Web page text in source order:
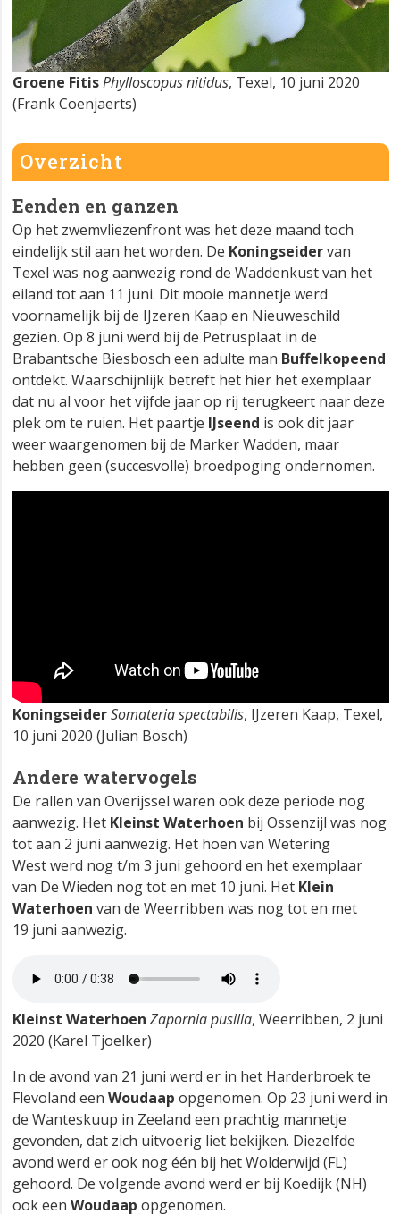
Groene FitisPhylloscopus nitidus, Texel, 10 juni 2020
(Frank Coenjaerts)
Overzicht
Eenden en ganzen
Op het zwemvliezenfront was het deze maand toch
eindelijk stil aan het worden. De Koningseidervan
Texel was nog aanwezig rond de Waddenkust van het
eiland tot aan 11 juni. Dit mooie mannetje werd
voornamelijk bij de IJzeren Kaap en Nieuweschild
gezien. Op 8 juni werd bij de Petrusplaat in de
Brabantsche Biesbosch een adulte man Buffelkopeend
ontdekt. Waarschijnlijk betreft het hier het exemplaar
dat nu al voor het vijfde jaar op rij terugkeert naar deze
plek om te ruien. Het paartje IJseend is ook dit jaar
weer waargenomen bij de Marker Wadden, maar
hebben geen (succesvolle) broedpoging ondernomen.
KoningseiderSomateria spectabilis, IJzeren Kaap, Texel,
10 juni 2020 (Julian Bosch)
Andere watervogels
De rallen van Overijssel waren ook deze periode nog
aanwezig. Het Kleinst Waterhoen bij Ossenzijl was nog
tot aan 2 juni aanwezig. Het hoen van Wetering
West werd nog t/m 3 juni gehoord en het exemplaar
van De Wieden nog tot en met 10 juni. Het Klein
Waterhoen van de Weerribben was nog tot en met
19 juni aanwezig.
Kleinst Waterhoen Zapornia pusilla, Weerribben, 2 juni
2020 (Karel Tjoelker)
In de avond van 21 juni werd er in het Harderbroek te
Flevoland een Woudaap opgenomen. Op 23 juni werd in
de Wanteskuup in Zeeland een prachtig mannetje
gevonden, dat zich uitvoerig liet bekijken. Diezelfde
avond werd er ook nog één bij het Wolderwijd (FL)
gehoord. De volgende avond werd er bij Koedijk (NH)
ook een Woudaap opgenomen.